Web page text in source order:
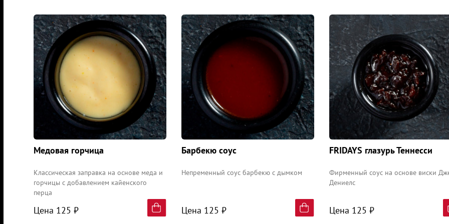
Медовая горчица
Классическая заправка на основе меда и
горчицы c добавлением кайенского
перца
Цена 125 ₽
Барбекю соус
Непременный соус барбекю с дымком
Цена 125 ₽
FRIDAYS глазурь Теннесси
Фирменный соус на основе виски
Дениелс
Цена 125 ₽